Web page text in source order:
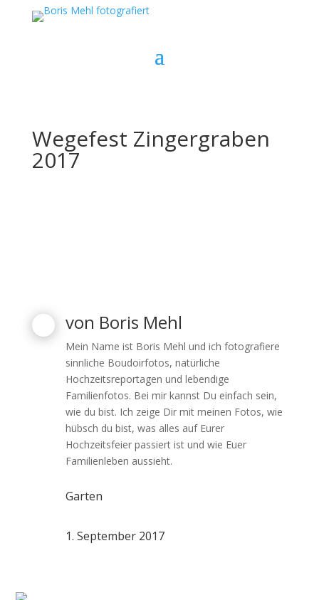
Wegefest Zingergraben
2017
von Boris Mehl
Mein Name ist Boris Mehl und ich fotografiere
sinnliche Boudoirfotos, natürliche
Hochzeitsreportagen und lebendige
Familienfotos. Bei mir kannst Du einfach sein,
wie du bist. Ich zeige Dir mit meinen Fotos, wie
hübsch du bist, was alles auf Eurer
Hochzeitsfeier passiert ist und wie Euer
Familienleben aussieht.
Garten
1. September 2017